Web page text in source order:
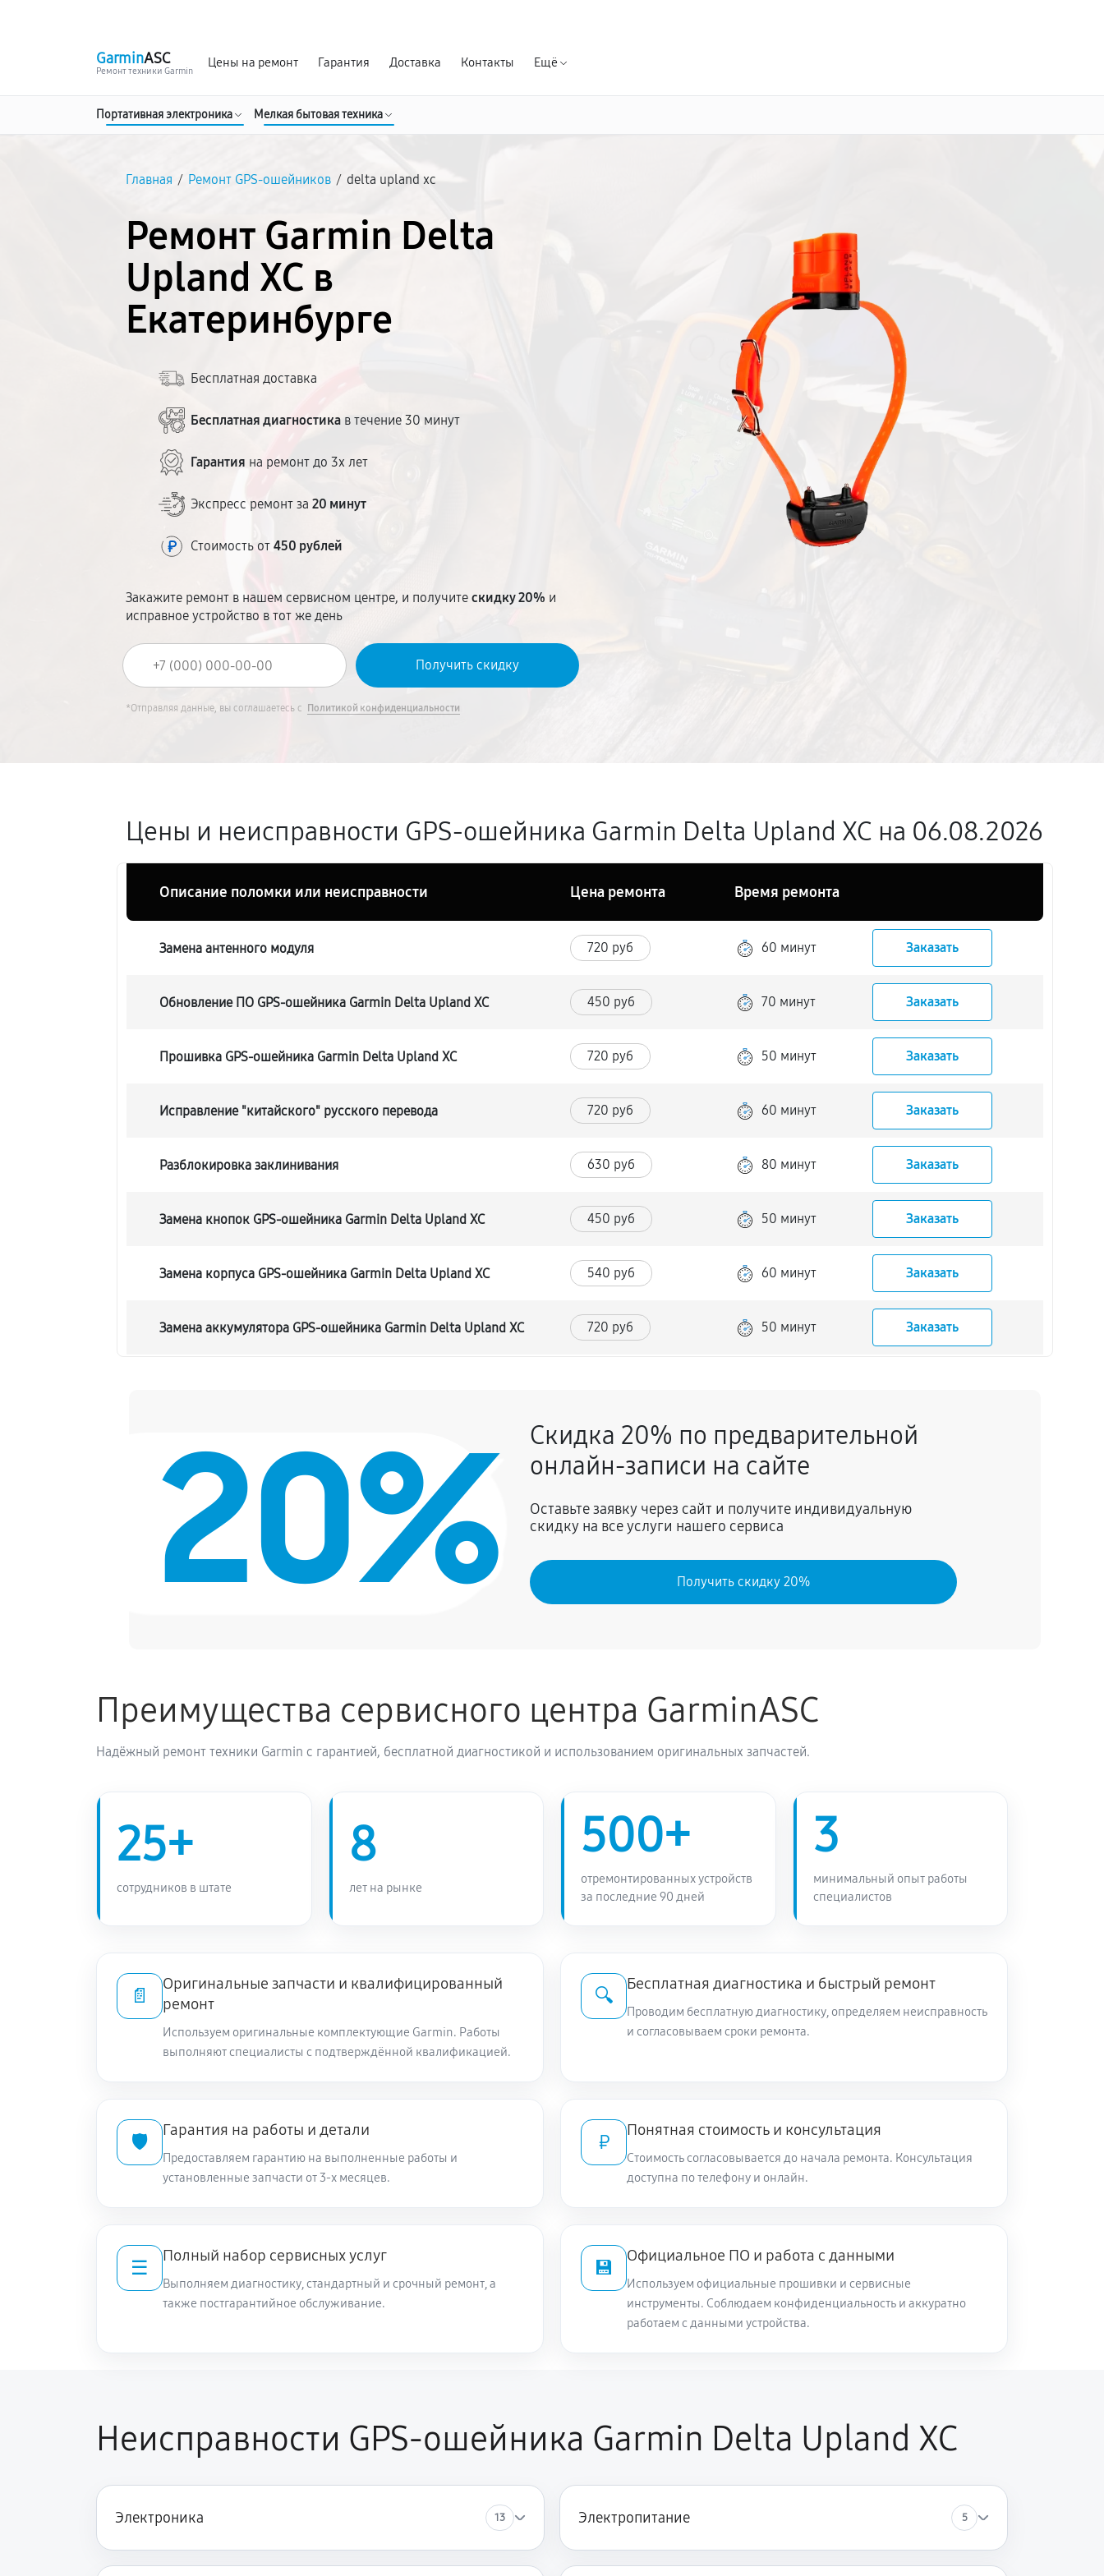
GarminASC
Ремонт техники Garmin
Цены на ремонт Гарантия Доставка Контакты Ещё
Портативная электроника Мелкая бытовая техника
Главная / Ремонт GPS-ошейников / delta upland xc
Ремонт Garmin Delta
Upland XC в
Екатеринбурге
Бесплатная доставка
Бесплатная диагностика в течение 30 минут
Гарантия на ремонт до 3х лет
Экспресс ремонт за20 минут
Стоимость от450 рублей
Закажите ремонт в нашем сервисном центре, и получитескидку 20% и
исправное устройство в тот же день
*Отправляя данные, вы соглашаетесь с Политикой конфиденциальности
Цены и неисправности GPS-ошейника Garmin Delta Upland XC на 06.08.2026
Описание поломки или неисправности Цена ремонта Время ремонта
Замена антенного модуля 720 руб 60 минут Заказать
Обновление ПО GPS-ошейника Garmin Delta Upland XC 450 руб 70 минут Заказать
Прошивка GPS-ошейника Garmin Delta Upland XC 720 руб 50 минут Заказать
Исправление "китайского" русского перевода 720 руб 60 минут Заказать
Разблокировка заклинивания 630 руб 80 минут Заказать
Замена кнопок GPS-ошейника Garmin Delta Upland XC 450 руб 50 минут Заказать
Замена корпуса GPS-ошейника Garmin Delta Upland XC 540 руб 60 минут Заказать
Замена аккумулятора GPS-ошейника Garmin Delta Upland XC 720 руб 50 минут Заказать
680 руб 70 минут Заказать
Замена датчиков управления, высоты, движения
20%
Скидка 20% по предварительной
онлайн-записи на сайте
Оставьте заявку через сайт и получите индивидуальную
скидку на все услуги нашего сервиса
Получить скидку 20%
Преимущества сервисного центра GarminASC
Надёжный ремонт техники Garmin с гарантией, бесплатной диагностикой и использованием оригинальных запчастей.
25+
сотрудников в штате
8
лет на рынке
500+
отремонтированных устройств
за последние 90 дней
3
минимальный опыт работы
специалистов
📄
Оригинальные запчасти и квалифицированный
ремонт
Используем оригинальные комплектующие Garmin. Работы
выполняют специалисты с подтверждённой квалификацией.
🔍
Бесплатная диагностика и быстрый ремонт
Проводим бесплатную диагностику, определяем неисправность
и согласовываем сроки ремонта.
🛡️
Гарантия на работы и детали
Предоставляем гарантию на выполненные работы и
установленные запчасти от 3-х месяцев.
₽
Понятная стоимость и консультация
Стоимость согласовывается до начала ремонта. Консультация
доступна по телефону и онлайн.
☰
Полный набор сервисных услуг
Выполняем диагностику, стандартный и срочный ремонт, а
также постгарантийное обслуживание.
💾
Официальное ПО и работа с данными
Используем официальные прошивки и сервисные
инструменты. Соблюдаем конфиденциальность и аккуратно
работаем с данными устройства.
Неисправности GPS-ошейника Garmin Delta Upland XC
Электроника 13 Электропитание 5